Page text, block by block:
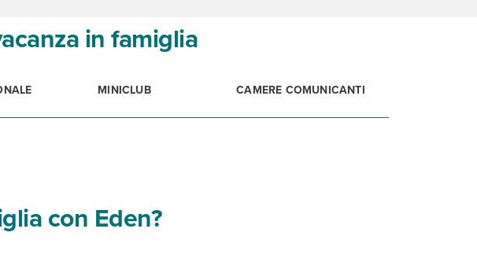
in famiglia
MINICLUB CAMERE COMUNICANTI
con Eden?